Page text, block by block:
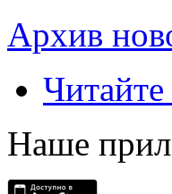
Архив
Читайте
Наше